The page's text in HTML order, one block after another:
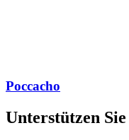
Poccacho
Unterstützen Sie